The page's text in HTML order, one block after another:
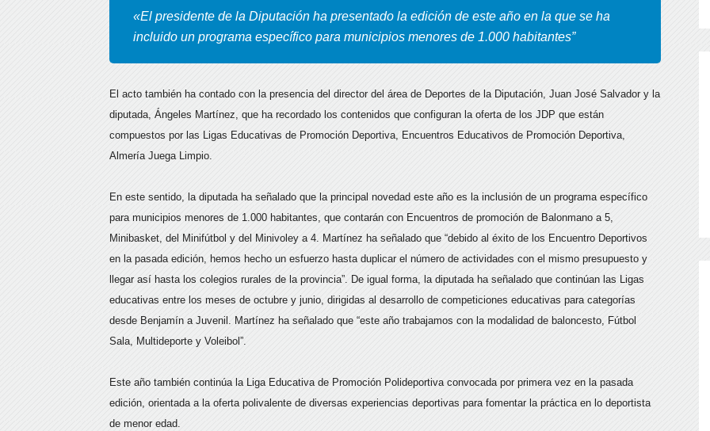
«El presidente de la Diputación ha presentado la edición de este año en la que se ha
incluido un programa específico para municipios menores de 1.000 habitantes”
El acto también ha contado con la presencia del director del área de Deportes de la Diputación, Juan José Salvador y la
diputada, Ángeles Martínez, que ha recordado los contenidos que configuran la oferta de los JDP que están
compuestos por las Ligas Educativas de Promoción Deportiva, Encuentros Educativos de Promoción Deportiva,
Almería Juega Limpio.
En este sentido, la diputada ha señalado que la principal novedad este año es la inclusión de un programa específico
para municipios menores de 1.000 habitantes, que contarán con Encuentros de promoción de Balonmano a 5,
Minibasket, del Minifútbol y del Minivoley a 4. Martínez ha señalado que “debido al éxito de los Encuentro Deportivos
en la pasada edición, hemos hecho un esfuerzo hasta duplicar el número de actividades con el mismo presupuesto y
llegar así hasta los colegios rurales de la provincia”. De igual forma, la diputada ha señalado que continúan las Ligas
educativas entre los meses de octubre y junio, dirigidas al desarrollo de competiciones educativas para categorías
desde Benjamín a Juvenil. Martínez ha señalado que “este año trabajamos con la modalidad de baloncesto, Fútbol
Sala, Multideporte y Voleibol”.
Este año también continúa la Liga Educativa de Promoción Polideportiva convocada por primera vez en la pasada
edición, orientada a la oferta polivalente de diversas experiencias deportivas para fomentar la práctica en lo deportista
de menor edad.